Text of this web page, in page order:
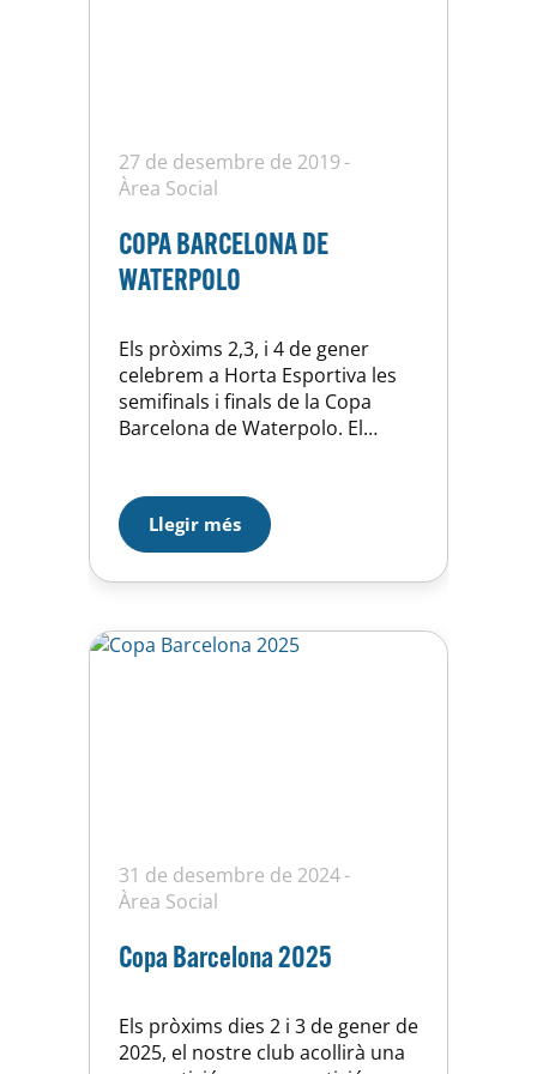
27 de desembre de 2019
Àrea Social
COPA BARCELONA DE
WATERPOLO
Els pròxims 2,3, i 4 de gener
celebrem a Horta Esportiva les
semifinals i finals de la Copa
Barcelona de Waterpolo. El
edició masculina, arriba a Horta
Esportiva per fer gaudir a tots
els seguidors de waterpolo d’una
competició d’alt nivell. Des d’aquí
Llegir més
31 de desembre de 2024
Àrea Social
Copa Barcelona 2025
Els pròxims dies 2 i 3 de gener de
2025, el nostre club acollirà una